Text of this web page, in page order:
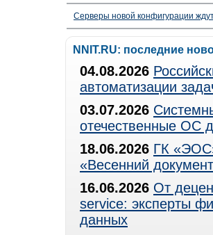
Серверы новой конфигурации
NNIT.RU: последние
04.08.2026
автоматизации
03.07.2026
отечественные ОС
18.06.2026 ГК
«Весенний
16.06.2026 От
service: эксперты
данных